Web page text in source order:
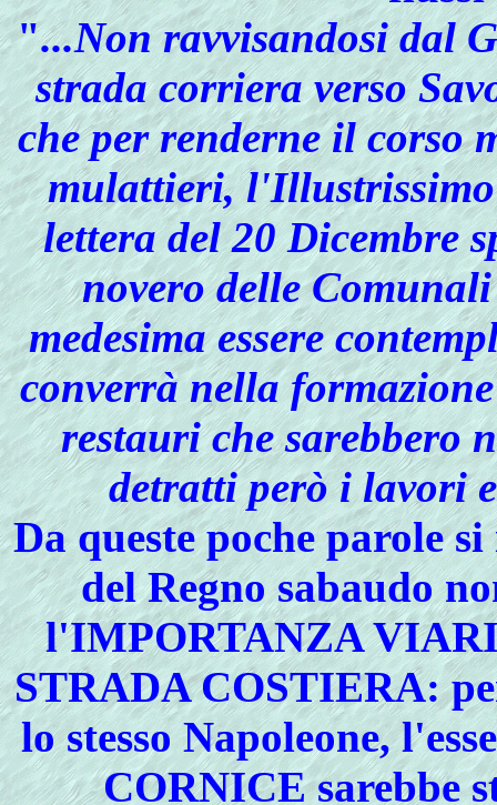
"...Non ravvisandosi dal
strada corriera verso
che per renderne il corso
mulattieri, l'Illustrissimo
lettera del 20 Dicembre
novero delle
medesima essere
converrà nella
restauri che sarebbero
detratti però i lavori
Da queste poche parole
del Regno sabaudo
l'IMPORTANZA
STRADA COSTIERA:
lo stesso Napoleone,
CORNICE sarebbe